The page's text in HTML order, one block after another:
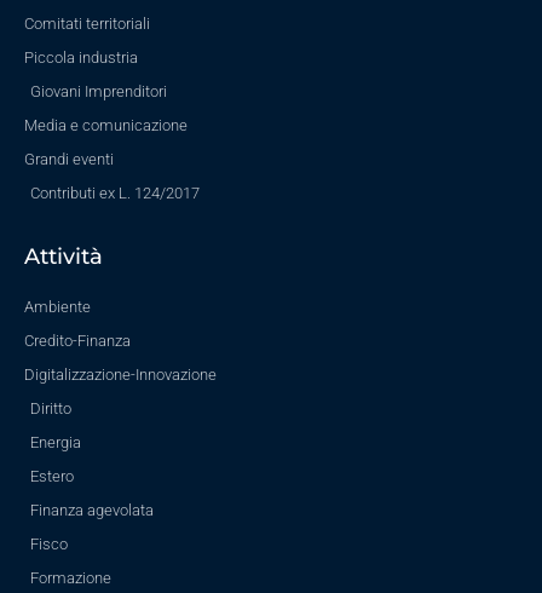
Comitati territoriali
Piccola industria
Giovani Imprenditori
Media e comunicazione
Grandi eventi
Contributi ex L. 124/2017
Attività
Ambiente
Credito-Finanza
Digitalizzazione-Innovazione
Diritto
Energia
Estero
Finanza agevolata
Fisco
Formazione